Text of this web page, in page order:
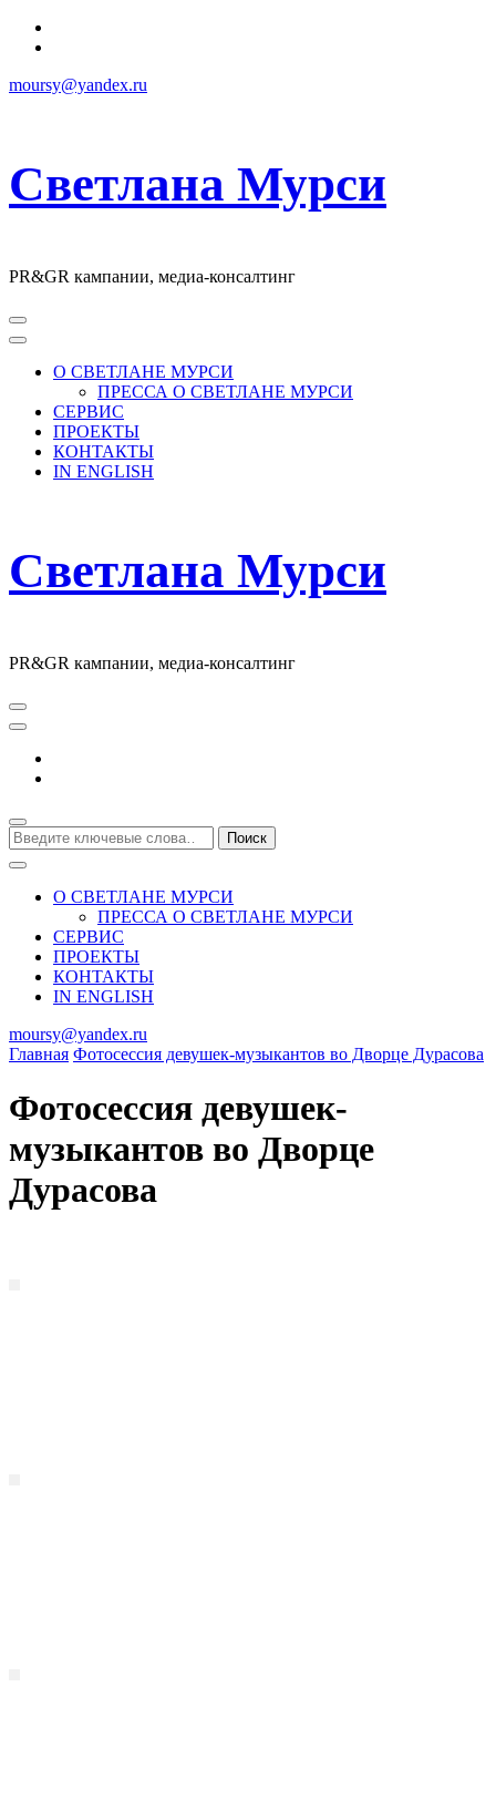
Перейти
moursy@yandex.ru
Светлана Мурси
PR&GR кампании, медиа-консалтинг
О СВЕТЛАНЕ МУРСИ
ПРЕССА О СВЕТЛАНЕ МУРСИ
СЕРВИС
ПРОЕКТЫ
КОНТАКТЫ
IN ENGLISH
Светлана Мурси
PR&GR кампании, медиа-консалтинг
Ищите
что-
то?
О СВЕТЛАНЕ МУРСИ
ПРЕССА О СВЕТЛАНЕ МУРСИ
СЕРВИС
ПРОЕКТЫ
КОНТАКТЫ
IN ENGLISH
moursy@yandex.ru
Главная Фотосессия девушек-музыкантов во Дворце Дурасова
Фотосессия девушек-
музыкантов во Дворце
Дурасова